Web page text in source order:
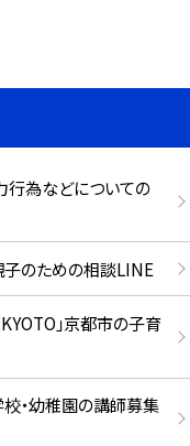
行為などについての
のための相談LINE
」京都市の子育
・幼稚園の講師募集